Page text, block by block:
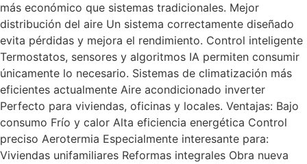
más económico que sistemas tradicionales. Mejor
distribución del aire Un sistema correctamente diseñado
evita pérdidas y mejora el rendimiento. Control inteligente
Termostatos, sensores y algoritmos IA permiten consumir
únicamente lo necesario. Sistemas de climatización más
eficientes actualmente Aire acondicionado inverter
Perfecto para viviendas, oficinas y locales. Ventajas: Bajo
consumo Frío y calor Alta eficiencia energética Control
preciso Aerotermia Especialmente interesante para:
Viviendas unifamiliares Reformas integrales Obra nueva